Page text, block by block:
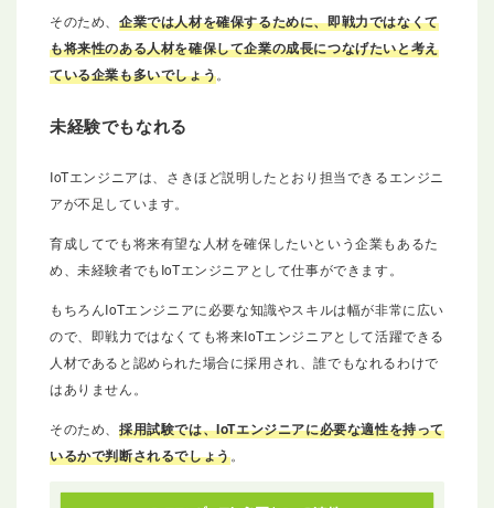
そのため、 企業では人材を確保するために、即戦力ではなくて
も将来性のある人材を確保して企業の成長につなげたいと考え
ている企業も多いでしょう。
未経験でもなれる
IoTエンジニアは、さきほど説明したとおり担当できるエンジニ
アが不足しています。
育成してでも将来有望な人材を確保したいという企業もあるた
め、未経験者でもIoTエンジニアとして仕事ができます。
もちろんIoTエンジニアに必要な知識やスキルは幅が非常に広い
ので、即戦力ではなくても将来IoTエンジニアとして活躍できる
人材であると認められた場合に採用され、誰でもなれるわけで
はありません。
そのため、 採用試験では、IoTエンジニアに必要な適性を持って
いるかで判断されるでしょう。